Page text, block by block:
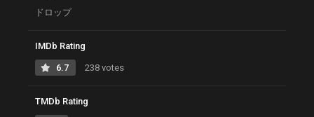
ドロップ
IMDb Rating
6.7 238 votes
TMDb Rating